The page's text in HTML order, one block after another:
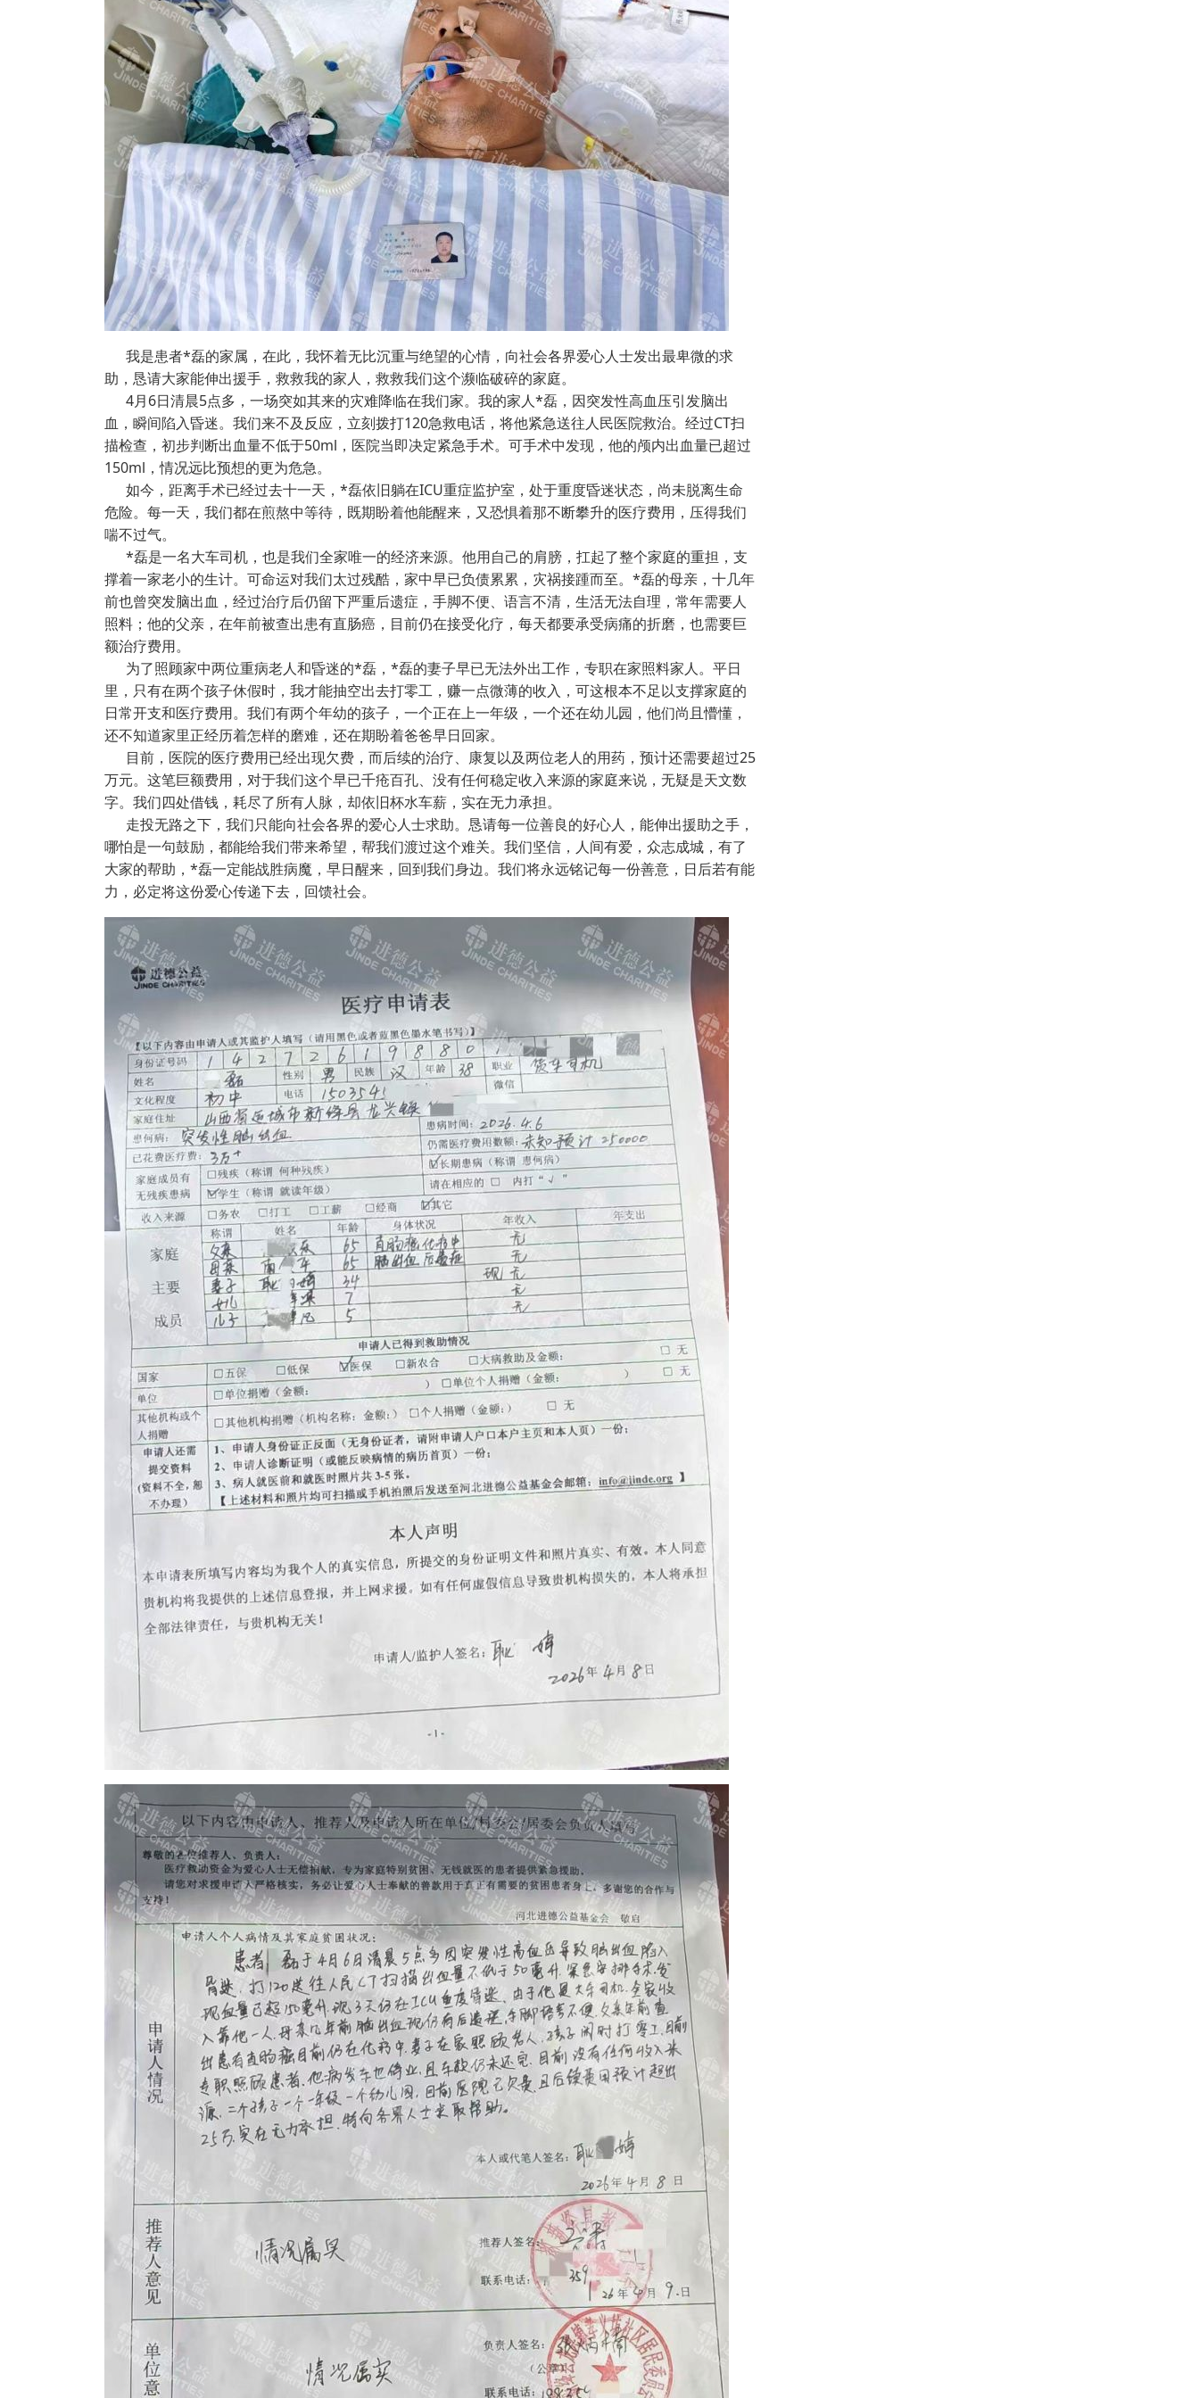
我是患者*磊的家属，在此，我怀着无比沉重与绝望的心情，向社会各界爱心人士发出最卑微的求
助，恳请大家能伸出援手，救救我的家人，救救我们这个濒临破碎的家庭。
4月6日清晨5点多，一场突如其来的灾难降临在我们家。我的家人*磊，因突发性高血压引发脑出
血，瞬间陷入昏迷。我们来不及反应，立刻拨打120急救电话，将他紧急送往人民医院救治。经过CT扫
描检查，初步判断出血量不低于50ml，医院当即决定紧急手术。可手术中发现，他的颅内出血量已超过
150ml，情况远比预想的更为危急。
如今，距离手术已经过去十一天，*磊依旧躺在ICU重症监护室，处于重度昏迷状态，尚未脱离生命
危险。每一天，我们都在煎熬中等待，既期盼着他能醒来，又恐惧着那不断攀升的医疗费用，压得我们
喘不过气。
*磊是一名大车司机，也是我们全家唯一的经济来源。他用自己的肩膀，扛起了整个家庭的重担，支
撑着一家老小的生计。可命运对我们太过残酷，家中早已负债累累，灾祸接踵而至。*磊的母亲，十几年
前也曾突发脑出血，经过治疗后仍留下严重后遗症，手脚不便、语言不清，生活无法自理，常年需要人
照料；他的父亲，在年前被查出患有直肠癌，目前仍在接受化疗，每天都要承受病痛的折磨，也需要巨
额治疗费用。
为了照顾家中两位重病老人和昏迷的*磊，*磊的妻子早已无法外出工作，专职在家照料家人。平日
里，只有在两个孩子休假时，我才能抽空出去打零工，赚一点微薄的收入，可这根本不足以支撑家庭的
日常开支和医疗费用。我们有两个年幼的孩子，一个正在上一年级，一个还在幼儿园，他们尚且懵懂，
还不知道家里正经历着怎样的磨难，还在期盼着爸爸早日回家。
目前，医院的医疗费用已经出现欠费，而后续的治疗、康复以及两位老人的用药，预计还需要超过25
万元。这笔巨额费用，对于我们这个早已千疮百孔、没有任何稳定收入来源的家庭来说，无疑是天文数
字。我们四处借钱，耗尽了所有人脉，却依旧杯水车薪，实在无力承担。
走投无路之下，我们只能向社会各界的爱心人士求助。恳请每一位善良的好心人，能伸出援助之手，
哪怕是一句鼓励，都能给我们带来希望，帮我们渡过这个难关。我们坚信，人间有爱，众志成城，有了
大家的帮助，*磊一定能战胜病魔，早日醒来，回到我们身边。我们将永远铭记每一份善意，日后若有能
力，必定将这份爱心传递下去，回馈社会。